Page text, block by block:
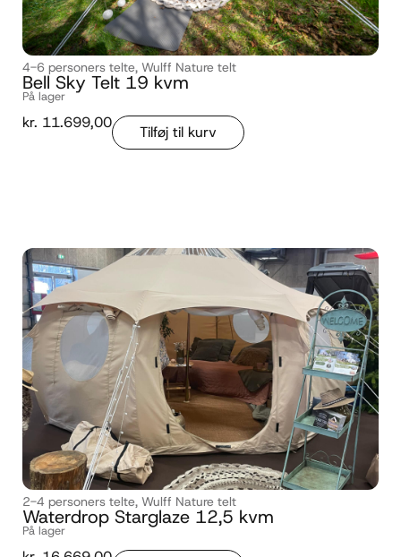
4-6 personers telte, Wulff Nature telt
Bell Sky Telt 19 kvm
På lager
kr. 11.699,00
Tilføj til kurv
2-4 personers telte, Wulff Nature telt
Waterdrop Starglaze 12,5 kvm
På lager